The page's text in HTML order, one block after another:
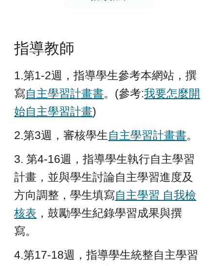
指導教師
1.第1-2週，指導學生參考本網站，撰
寫自主學習計畫書。(參考:我要怎麼開
始自主學習計畫)
2.第3週，審核學生自主學習計畫書。
3. 第4-16週，指導學生執行自主學習
計畫，並與學生討論自主學習進度及
方向調整，學生填寫自主學習 自我檢
核表 ， 鼓勵學生紀錄學習成果與撰
寫。
4.第17-18週，指導學生統整自主學習